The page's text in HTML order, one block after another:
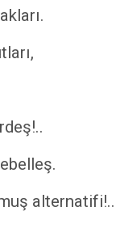
alternatifi!..